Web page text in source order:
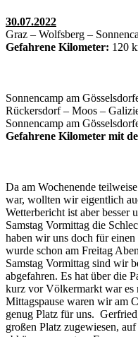
30.07.2022
Graz – Wolfsberg –
Gefahrene Kilometer: 120
Sonnencamp am
Rückersdorf – Moos –
Sonnencamp am
Gefahrene Kilometer mit
Da am Wochenende
war, wollten wir eigentlich
Wetterbericht ist aber besser
Samstag Vormittag die
haben wir uns doch für
wurde schon am Freitag
Samstag Vormittag sind wir
abgefahren. Es hat über die
kurz vor Völkermarkt war es
Mittagspause waren wir am
genug Platz für uns.
großen Platz zugewiesen,